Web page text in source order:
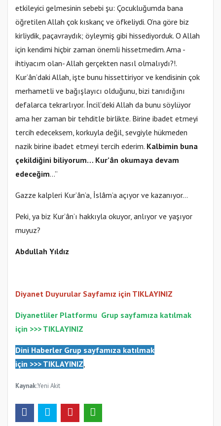
etkileyici gelmesinin sebebi şu: Çocukluğumda bana
öğretilen Allah çok kıskanç ve öfkeliydi. O’na göre biz
kirliydik, paçavraydık; öyleymiş gibi hissediyorduk. O Allah
için kendimi hiçbir zaman önemli hissetmedim. Ama -
ihtiyacım olan- Allah gerçekten nasıl olmalıydı?!.
Kur’ân’daki Allah, işte bunu hissettiriyor ve kendisinin çok
merhametli ve bağışlayıcı olduğunu, bizi tanıdığını
defalarca tekrarlıyor. İncil’deki Allah da bunu söylüyor
ama her zaman bir tehditle birlikte. Birine ibadet etmeyi
tercih edeceksem, korkuyla değil, sevgiyle hükmeden
nazik birine ibadet etmeyi tercih ederim. Kalbimin buna
çekildiğini biliyorum… Kur’ân okumaya devam
edeceğim…”
Gazze kalpleri Kur’ân’a, İslâm’a açıyor ve kazanıyor…
Peki, ya biz Kur’ân’ı hakkıyla okuyor, anlıyor ve yaşıyor
muyuz?
Abdullah Yıldız
Diyanet Duyurular Sayfamız için TIKLAYINIZ
Diyanetliler Platformu Grup sayfamıza katılmak
için >>> TIKLAYINIZ
Dini Haberler Grup sayfamıza katılmak
için >>> TIKLAYINIZ,
Kaynak:Yeni Akit